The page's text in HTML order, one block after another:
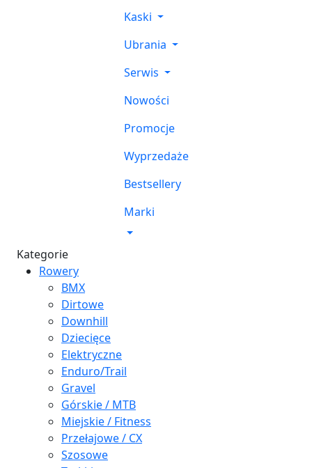
Kaski
Ubrania
Serwis
Nowości
Promocje
Wyprzedaże
Bestsellery
Marki
Kategorie
Rowery
BMX
Dirtowe
Downhill
Dziecięce
Elektryczne
Enduro/Trail
Gravel
Górskie / MTB
Miejskie / Fitness
Przełajowe / CX
Szosowe